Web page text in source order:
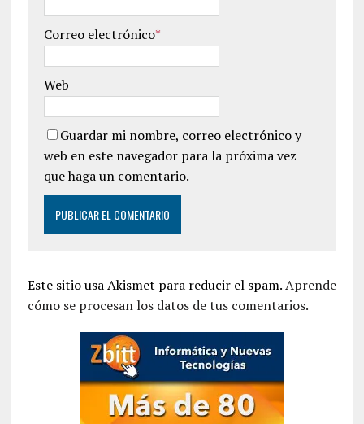
Correo electrónico*
Web
Guardar mi nombre, correo electrónico y
web en este navegador para la próxima vez
que haga un comentario.
Este sitio usa Akismet para reducir el spam.Aprende
cómo se procesan los datos de tus comentarios.